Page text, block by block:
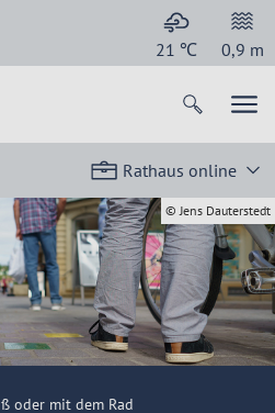
21 ℃ 0,9 m
Rathaus online
oder mit dem Rad
© Jens Dauterstedt